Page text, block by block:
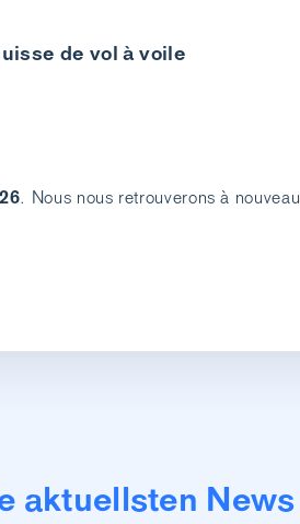
de vol à voile
. Nous nous retrouverons à
aktuellsten News